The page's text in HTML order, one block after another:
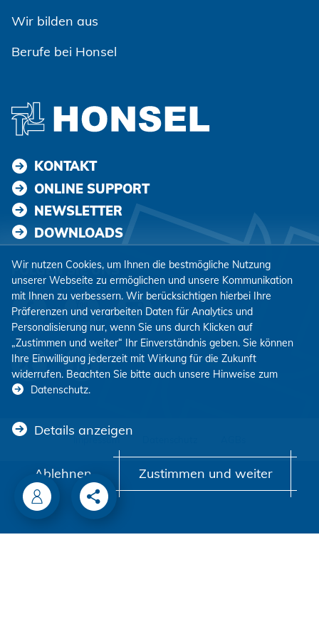
Wir bilden aus
Berufe bei Honsel
KONTAKT
ONLINE SUPPORT
NEWSLETTER
DOWNLOADS
FOLGEN SIE UNS
Impressum
Wir nutzen Cookies, um Ihnen die bestmögliche Nutzung
unserer Webseite zu ermöglichen und unsere Kommunikation
mit Ihnen zu verbessern. Wir berücksichtigen hierbei Ihre
Präferenzen und verarbeiten Daten für Analytics und
Personalisierung nur, wenn Sie uns durch Klicken auf
„Zustimmen und weiter“ Ihr Einverständnis geben. Sie können
Ihre Einwilligung jederzeit mit Wirkung für die Zukunft
widerrufen. Beachten Sie bitte auch unsere Hinweise zum
Datenschutz.
Details anzeigen
Ablehnen Zustimmen und weiter